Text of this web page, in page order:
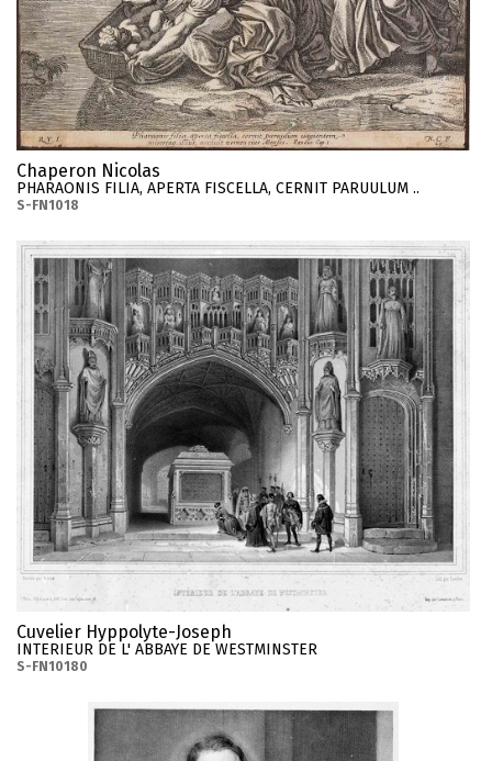
Chaperon Nicolas
PHARAONIS FILIA, APERTA FISCELLA, CERNIT PARUULUM ..
S-FN1018
Cuvelier Hyppolyte-Joseph
INTERIEUR DE L' ABBAYE DE WESTMINSTER
S-FN10180